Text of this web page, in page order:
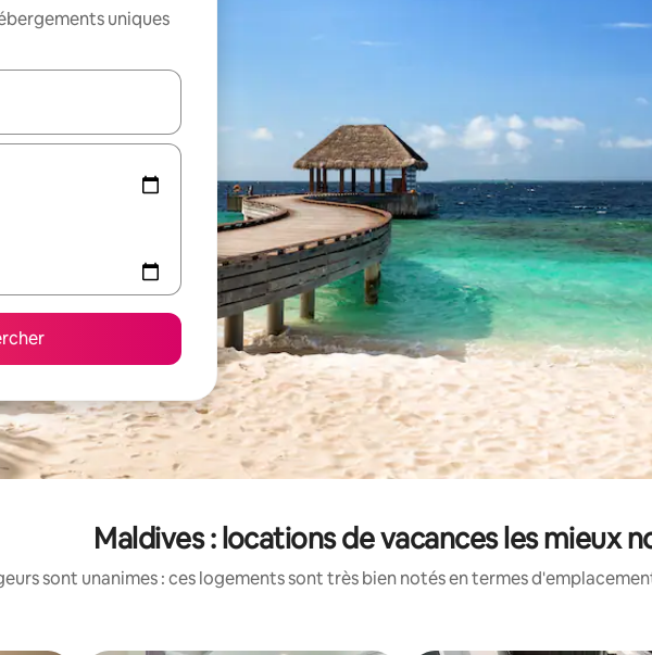
uniques
utilisez les flèches vers le haut et vers le bas pour les parcourir ou en appuyant et en
Maldives : locations de vacances les mieux
sont unanimes : ces logements sont très bien notés en termes